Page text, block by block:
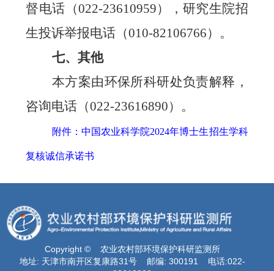
督电话（022-23610959）
，研究生院招
生投诉举报电话（010-82106766）。
七、其他
本方案由环保所科研处负责解释 ，
咨询电话（022-23616890）。
附件：中国农业科学院2024年博士生招生学科
复核诚信承诺书
Copyright © 农业农村部环境保护科研监测所
地址: 天津市南开区复康路31号 邮编: 300191 电话:022-